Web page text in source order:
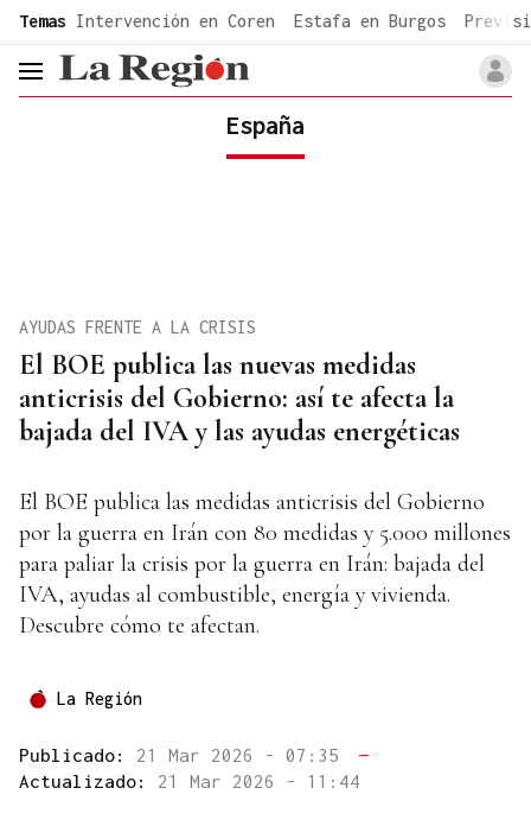
common.go-to-content
Temas Intervención en Coren Estafa en Burgos
header.menu.open
España
El BOE publica las nuevas medidas
anticrisis del Gobierno: así te afecta la
bajada del IVA y las ayudas energéticas
AYUDAS FRENTE A LA CRISIS
El BOE publica las medidas anticrisis del Gobierno
por la guerra en Irán con 80 medidas y 5.000 millones
para paliar la crisis por la guerra en Irán: bajada del
IVA, ayudas al combustible, energía y vivienda.
Descubre cómo te afectan.
La Región
Publicado: 21 Mar 2026 - 07:35
—
Actualizado: 21 Mar 2026 - 11:44